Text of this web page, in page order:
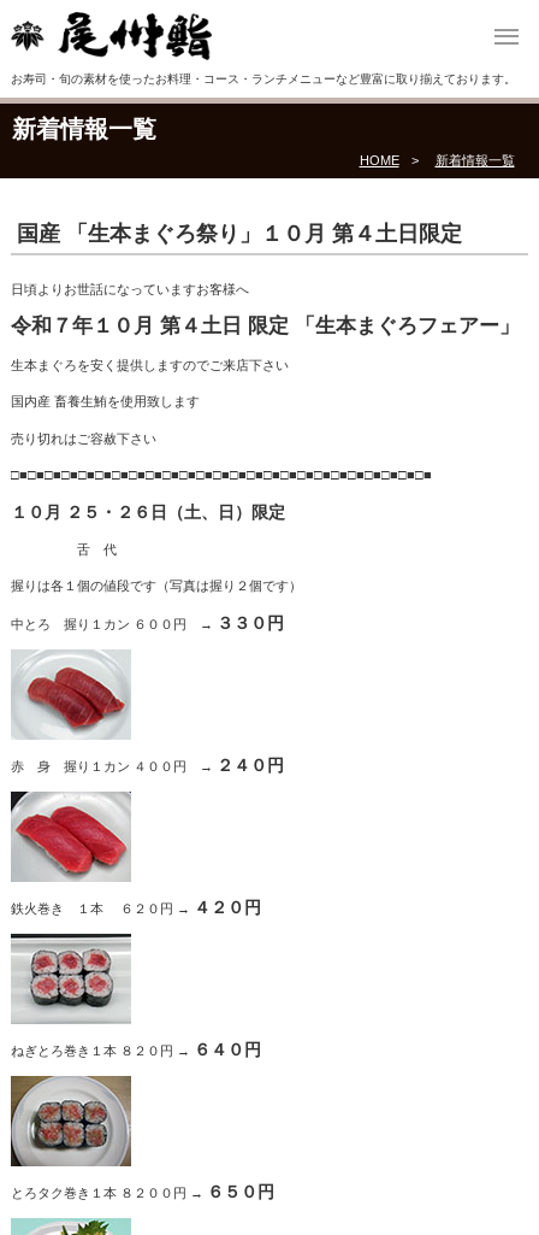
お寿司・旬の素材を使ったお料理・コース・ランチメニューなど豊富に取り揃えております。
新着情報一覧
HOME 新着情報一覧
国産 「生本まぐろ祭り」１０月 第４土日限定
日頃よりお世話になっていますお客様へ
令和７年１０月 第４土日 限定 「 生本まぐろフェアー」
生本まぐろを安く提供しますのでご来店下さい
国内産 畜養生鮪を使用致します
売り切れはご容赦下さい
□■□■□■□■□■□■□■□■□■□■□■□■□■□■□■□■□■□■□■□■□■□■□■□■□■
１０月 ２５・２６日（土、日）限定
舌 代
握りは各１個の値段です（写真は握り２個です）
中とろ 握り１カン ６００円 → ３３０円
赤 身 握り１カン ４００円 → ２４０円
鉄火巻き １本 ６２０円 → ４２０円
ねぎとろ巻き１本 ８２０円 → ６４０円
とろタク巻き１本 ８２００円 → ６５０円